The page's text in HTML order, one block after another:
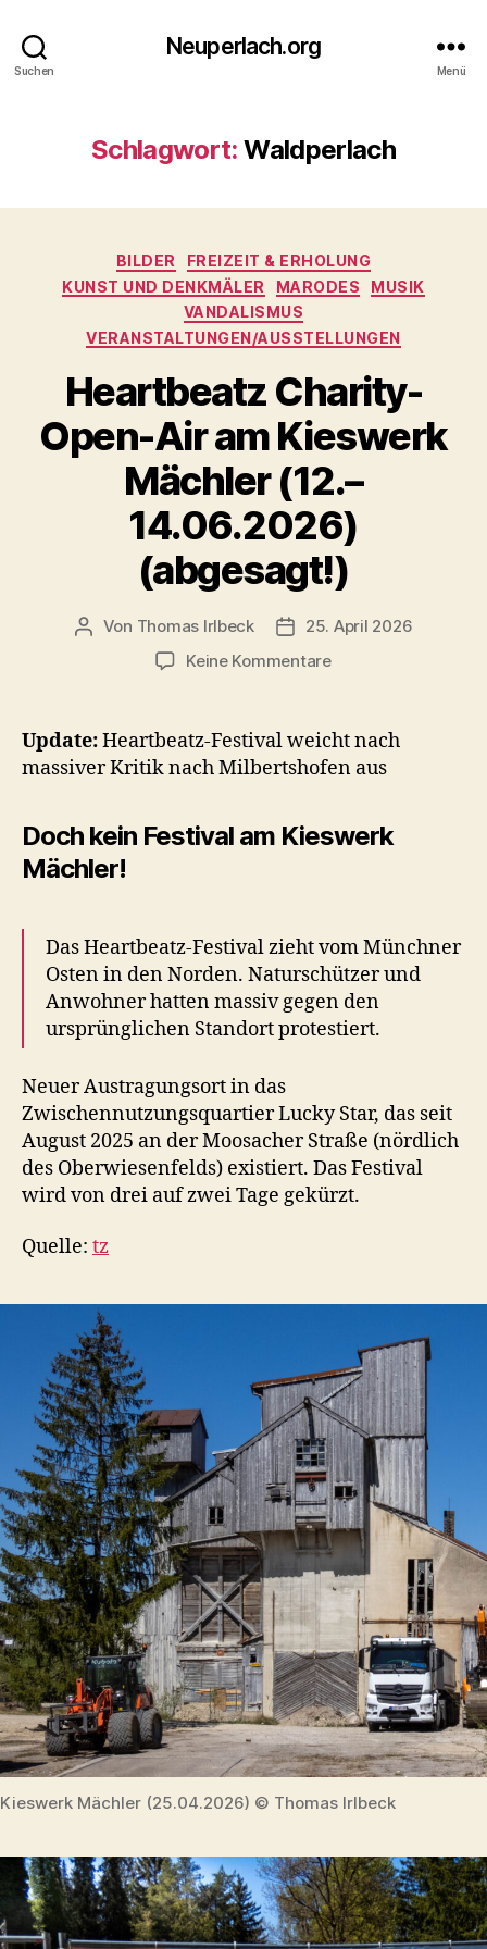
Suchen
Neuperlach.org
Menü
Schlagwort: Waldperlach
Kategorien
BILDER
FREIZEIT & ERHOLUNG
KUNST UND DENKMÄLER
MARODES
MUSIK
VANDALISMUS
VERANSTALTUNGEN/AUSSTELLUNGEN
Heartbeatz Charity-
Open-Air am Kieswerk
Mächler (12.–
14.06.2026)
(abgesagt!)
Beitragsautor
Von Thomas Irlbeck Veröffentlichungsdatum
25. April 2026
Keine Kommentarezu
Open-
am
Mächler
(12.–
Update:Heartbeatz-Festival weicht nach
massiver Kritik nach Milbertshofen aus
Doch kein Festival am Kieswerk
Mächler!
Das Heartbeatz-Festival zieht vom Münchner
Osten in den Norden. Naturschützer und
Anwohner hatten massiv gegen den
ursprünglichen Standort protestiert.
Neuer Austragungsort in das
Zwischennutzungsquartier Lucky Star, das seit
August 2025 an der Moosacher Straße (nördlich
des Oberwiesenfelds) existiert. Das Festival
wird von drei auf zwei Tage gekürzt.
Quelle: tz
Kieswerk Mächler (25.04.2026) © Thomas Irlbeck